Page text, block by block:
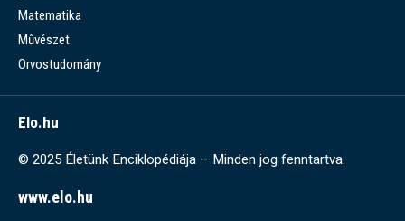
Matematika
Művészet
Orvostudomány
Elo.hu
© 2025 Életünk Enciklopédiája – Minden jog fenntartva.
www.elo.hu